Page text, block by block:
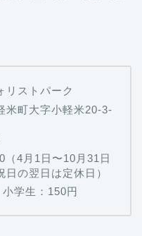
リストパーク
米町大字小軽米20-3-
（4月1日〜10月31日
の翌日は定休日）
学生：150円